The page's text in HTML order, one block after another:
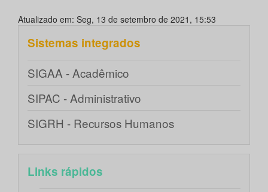
Atualizado em: Seg, 13 de setembro de 2021, 15:53
Sistemas integrados
SIGAA - Acadêmico
SIPAC - Administrativo
SIGRH - Recursos Humanos
Links rápidos